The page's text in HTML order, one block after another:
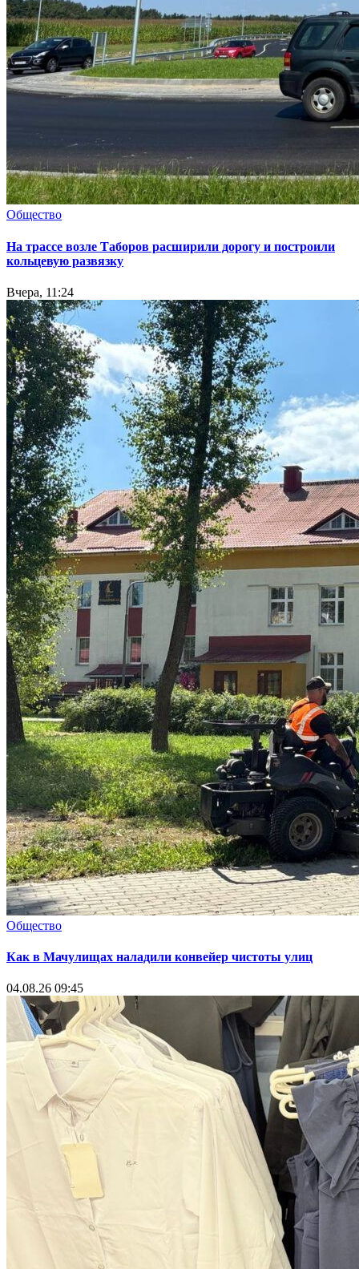
Общество
На трассе возле Таборов расширили дорогу и построили
кольцевую развязку
Вчера, 11:24
Общество
Как в Мачулищах наладили конвейер чистоты улиц
04.08.26 09:45